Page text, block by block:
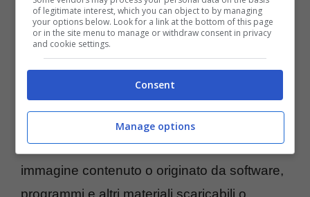
RESPONSABILITÀ SCARICAMENTO
SOFTWARE E APPLICAZIONI ON LINE
Qualunque driver, software, programma
(compresi tra l’altro aggiornamenti di
qualunque tipo upgrade o update),
periferiche e applicazioni d’altro tipo, servizi o
utilities informatiche nonché ogni file e
immagine contenuto o originato da software,
programmi e altri materiali scaricabili o
of legitimate interest, which you can object to by managing
your options below. Look for a link at the bottom of this page
or in the site menu to manage or withdraw consent in privacy
and cookie settings.
Consent
Manage options